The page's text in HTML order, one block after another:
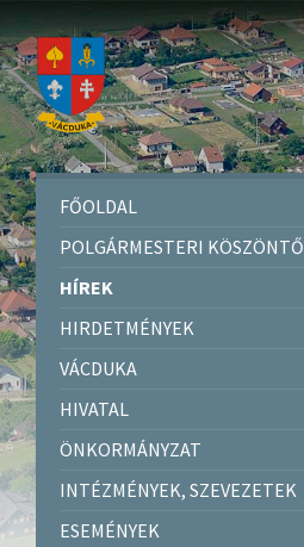
FŐOLDAL
POLGÁRMESTERI KÖSZÖNTŐ
HÍREK
HIRDETMÉNYEK
VÁCDUKA
HIVATAL
ÖNKORMÁNYZAT
INTÉZMÉNYEK, SZEVEZETEK
ESEMÉNYEK